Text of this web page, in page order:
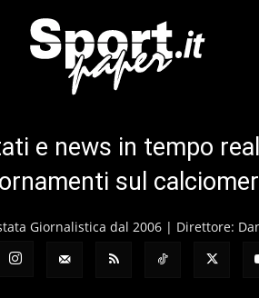
e news in tempo
sul
Giornalistica dal 2006 | Direttore: